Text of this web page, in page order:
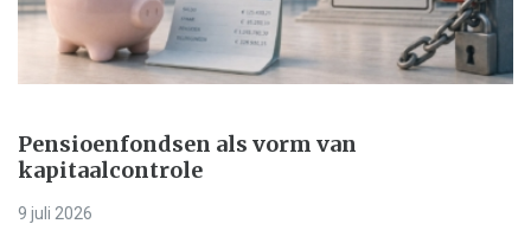
Pensioenfondsen als vorm van
kapitaalcontrole
9 juli 2026